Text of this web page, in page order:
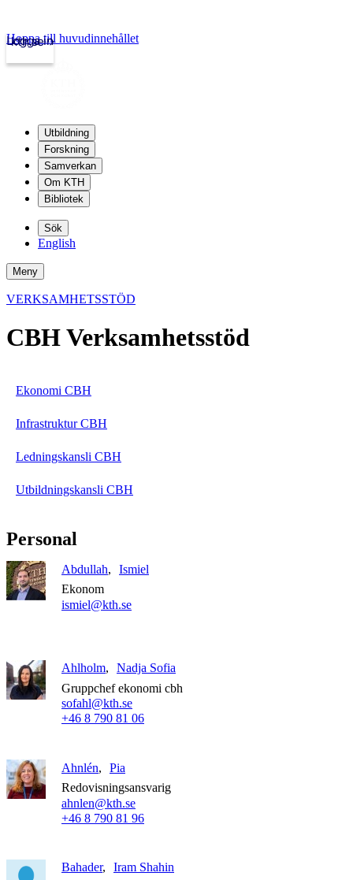
kth.se
Logga in
Hoppa till huvudinnehållet
Utbildning
Forskning
Samverkan
Om KTH
Bibliotek
Sök
English
Meny
VERKSAMHETSSTÖD
CBH Verksamhetsstöd
Ekonomi CBH
Infrastruktur CBH
Ledningskansli CBH
Utbildningskansli CBH
Personal
Abdullah
Ismiel
Ekonom
ismiel@kth.se
Ahlholm
Nadja Sofia
Gruppchef ekonomi cbh
sofahl@kth.se
+46 8 790 81 06
Ahnlén
Pia
Redovisningsansvarig
ahnlen@kth.se
+46 8 790 81 96
Bahader
Iram Shahin